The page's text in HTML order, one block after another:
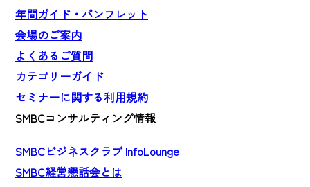
年間ガイド・パンフレット
会場のご案内
よくあるご質問
カテゴリーガイド
セミナーに関する利用規約
SMBCコンサルティング情報
SMBCビジネスクラブ InfoLounge
SMBC経営懇話会とは